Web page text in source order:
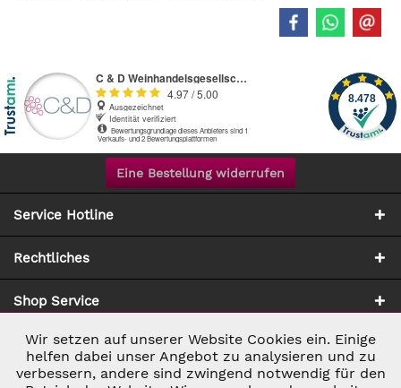
Eine Bestellung widerrufen
Service Hotline
Rechtliches
Shop Service
Zahlung & Versand
Notwendig Aktiv
Wir setzen auf unserer Website Cookies ein. Einige
helfen dabei unser Angebot zu analysieren und zu
verbessern, andere sind zwingend notwendig für den